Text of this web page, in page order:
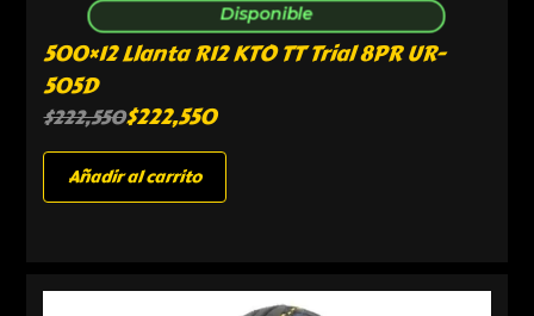
Disponible
500×12 Llanta R12 KTO TT Trial 8PR UR-
505D
$222,550$222,550
Añadir al carrito